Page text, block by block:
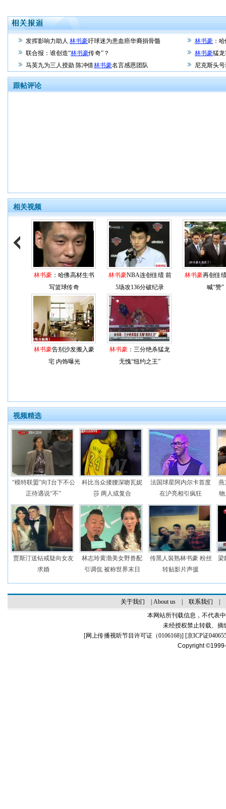
发挥影响力助人 林书豪吁球迷为患血癌华裔捐骨髓 林书豪 ：
联合报：谁创造“林书豪传奇”？ 林书豪猛
马英九为三人授勋 陈冲借林书豪名言感恩团队 尼克斯头
跟帖评论
相关视频
林书豪 ：哈佛高材生书
写篮球传奇
林书豪NBA连创佳绩 前
5场攻136分破纪录
林书豪再创佳
喊“赞”
林书豪告别沙发搬入豪
宅 内饰曝光
林书豪 ：三分绝杀猛龙
无愧“纽约之王”
视频精选
“模特联盟”向T台下不公
正待遇说“不”
科比当众搂腰深吻瓦妮
莎 两人或复合
法国球星阿内尔卡首度
在沪亮相引疯狂
燕
贾斯汀送钻戒疑向女友
求婚
林志玲黄渤美女野兽配
引调侃 被称世界末日
传黑人裝熟林书豪 粉丝
转贴影片声援
梁
关于我们 About us| 联系我们
本网站所刊载信息，不代表
未经授权禁止转载、摘
[网上传播视听节目许可证（0106168)] [京ICP证
Copyright